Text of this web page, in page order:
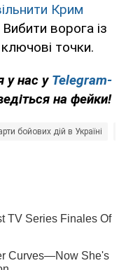
Крим
Вибити ворога із
точки.
у нас у Telegram-
на фейки!
бойових дій в Україні